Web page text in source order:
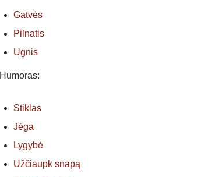
Gatvės
Pilnatis
Ugnis
Humoras:
Stiklas
Jėga
Lygybė
Užčiaupk snapą